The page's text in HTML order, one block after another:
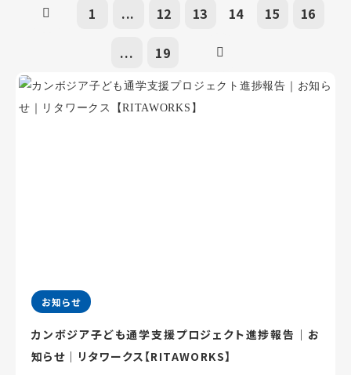
1 ... 12 13 14 15 16
... 19
お知らせ
カンボジア子ども通学支援プロジェクト進捗報告｜お
知らせ｜リタワークス【RITAWORKS】